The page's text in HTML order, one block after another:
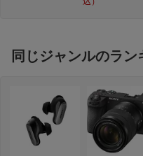
同じジャンルのラン